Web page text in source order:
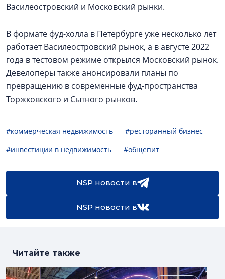
Василеостровский и Московский рынки.
В формате фуд-холла в Петербурге уже несколько лет
работает Василеостровский рынок, а в августе 2022
года в тестовом режиме открылся Московский рынок.
Девелоперы также анонсировали планы по
превращению в современные фуд-пространства
Торжковского и Сытного рынков.
#коммерческая недвижимость
#ресторанный бизнес
#инвестиции в недвижимость
#общепит
NSP новости в
NSP новости в
Читайте также